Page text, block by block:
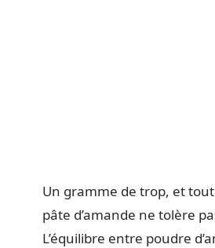
Un gramme de trop, et
pâte d’amande ne tolère
L’équilibre entre poudre